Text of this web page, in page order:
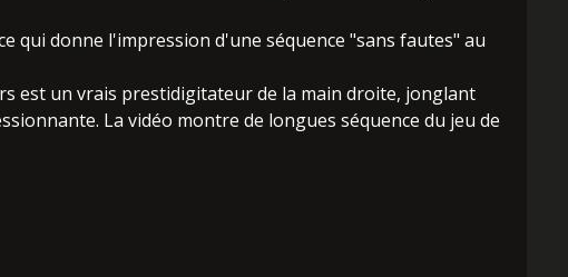
qui donne l'impression d'une séquence "sans fautes" au
est un vrais prestidigitateur de la main droite, jonglant
La vidéo montre de longues séquence du jeu de